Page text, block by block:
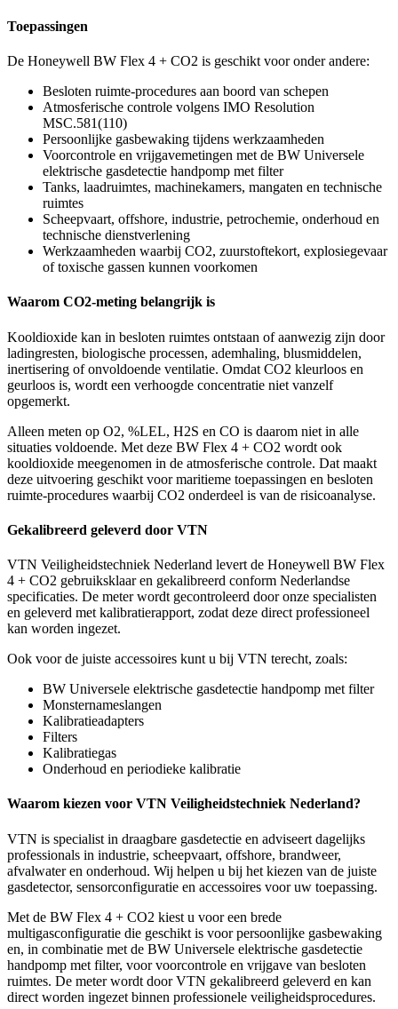
Toepassingen
De Honeywell BW Flex 4 + CO2 is geschikt voor onder andere:
Besloten ruimte-procedures aan boord van schepen
Atmosferische controle volgens IMO Resolution
MSC.581(110)
Persoonlijke gasbewaking tijdens werkzaamheden
Voorcontrole en vrijgavemetingen met de BW Universele
elektrische gasdetectie handpomp met filter
Tanks, laadruimtes, machinekamers, mangaten en technische
ruimtes
Scheepvaart, offshore, industrie, petrochemie, onderhoud en
technische dienstverlening
Werkzaamheden waarbij CO2, zuurstoftekort, explosiegevaar
of toxische gassen kunnen voorkomen
Waarom CO2-meting belangrijk is
Kooldioxide kan in besloten ruimtes ontstaan of aanwezig zijn door
ladingresten, biologische processen, ademhaling, blusmiddelen,
inertisering of onvoldoende ventilatie. Omdat CO2 kleurloos en
geurloos is, wordt een verhoogde concentratie niet vanzelf
opgemerkt.
Alleen meten op O2, %LEL, H2S en CO is daarom niet in alle
situaties voldoende. Met deze BW Flex 4 + CO2 wordt ook
kooldioxide meegenomen in de atmosferische controle. Dat maakt
deze uitvoering geschikt voor maritieme toepassingen en besloten
ruimte-procedures waarbij CO2 onderdeel is van de risicoanalyse.
Gekalibreerd geleverd door VTN
VTN Veiligheidstechniek Nederland levert de Honeywell BW Flex
4 + CO2 gebruiksklaar en gekalibreerd conform Nederlandse
specificaties. De meter wordt gecontroleerd door onze specialisten
en geleverd met kalibratierapport, zodat deze direct professioneel
kan worden ingezet.
Ook voor de juiste accessoires kunt u bij VTN terecht, zoals:
BW Universele elektrische gasdetectie handpomp met filter
Monsternameslangen
Kalibratieadapters
Filters
Kalibratiegas
Onderhoud en periodieke kalibratie
Waarom kiezen voor VTN Veiligheidstechniek Nederland?
VTN is specialist in draagbare gasdetectie en adviseert dagelijks
professionals in industrie, scheepvaart, offshore, brandweer,
afvalwater en onderhoud. Wij helpen u bij het kiezen van de juiste
gasdetector, sensorconfiguratie en accessoires voor uw toepassing.
Met de BW Flex 4 + CO2 kiest u voor een brede
multigasconfiguratie die geschikt is voor persoonlijke gasbewaking
en, in combinatie met de BW Universele elektrische gasdetectie
handpomp met filter, voor voorcontrole en vrijgave van besloten
ruimtes. De meter wordt door VTN gekalibreerd geleverd en kan
direct worden ingezet binnen professionele veiligheidsprocedures.